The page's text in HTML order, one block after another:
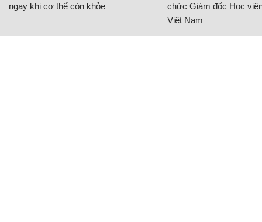
ngay khi cơ thể còn khỏe
chức Giám đốc Học
Việt Nam